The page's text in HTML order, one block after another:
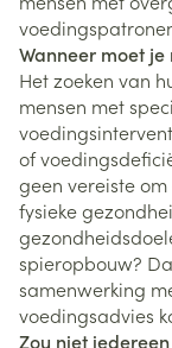
Wanneer moet
Het zoeken van
mensen met
of
geen vereiste
fysieke
spieropbouw?
samenwerking
voedingsadvies
Zou niet